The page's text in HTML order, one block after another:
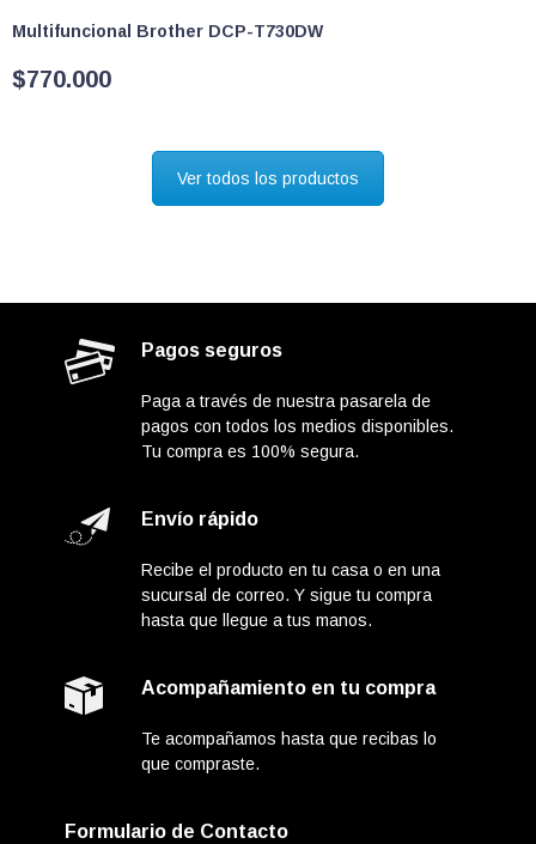
Multifuncional Brother DCP-T730DW
$770.000
Ver todos los productos
Pagos seguros
Paga a través de nuestra pasarela de
pagos con todos los medios disponibles.
Tu compra es 100% segura.
Envío rápido
Recibe el producto en tu casa o en una
sucursal de correo. Y sigue tu compra
hasta que llegue a tus manos.
Acompañamiento en tu compra
Te acompañamos hasta que recibas lo
que compraste.
Formulario de Contacto